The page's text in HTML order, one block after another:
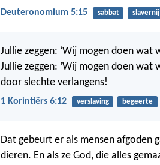
Deuteronomium 5:15 sabbat slavernij
Jullie zeggen: ‘Wij mogen doen wat
Jullie zeggen: ‘Wij mogen doen wat
door slechte verlangens!
1 Korintiërs 6:12 verslaving begeerte
Dat gebeurt er als mensen afgoden
dieren. En als ze God, die alles